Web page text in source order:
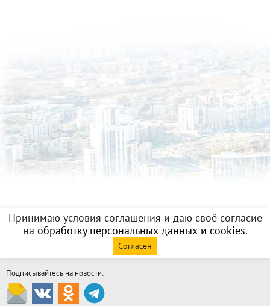
Принимаю условия соглашения и даю своё согласие
на обработку персональных данных и cookies.
Согласен
Подписывайтесь на новости: